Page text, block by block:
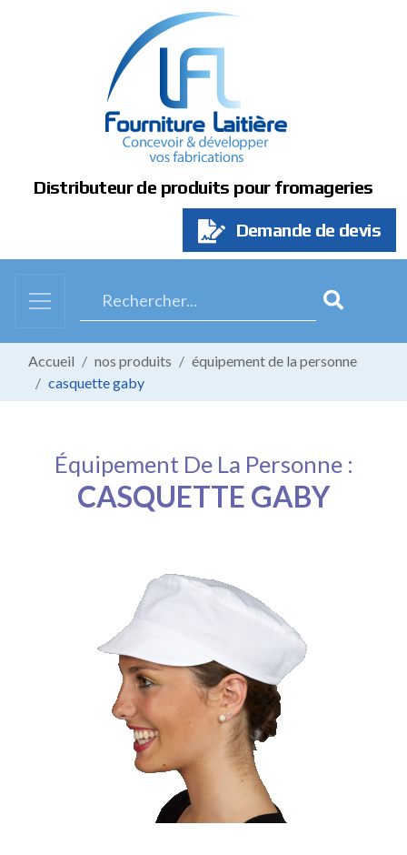
Distributeur de produits pour fromageries
Demande de devis
Accueil nos produits
équipement de la personne
casquette gaby
Équipement De La Personne :
CASQUETTE GABY
Panneau de gestion des cookies